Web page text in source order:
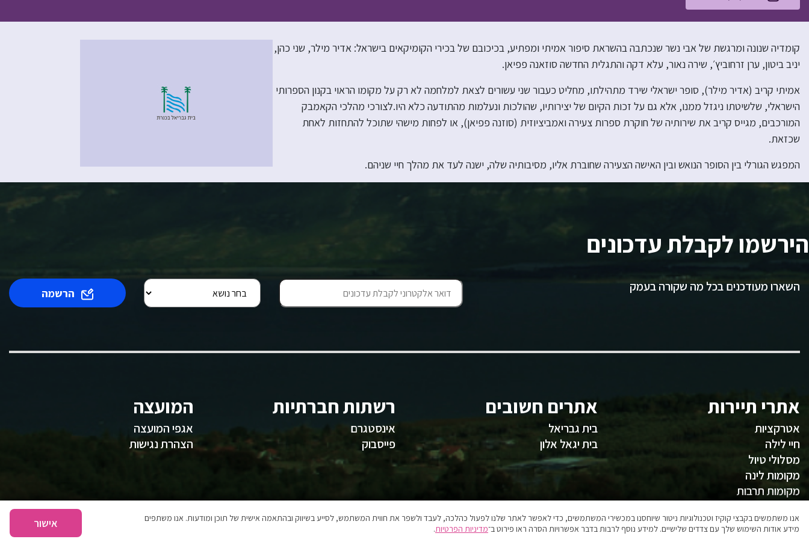
קומדיה שנונה ומרגשת של אבי נשר שנכתבה בהשראת סיפור אמיתי ומפתיע, בכיכובם של בכירי הקומיקאים בישראל: אדיר מילר, שני כהן,
יניב ביטון, ערן זרחוביץ׳, שירה נאור, עלא דקה והתגלית החדשה סוזאנה פפיאן.
אמיתי קריב (אדיר מילר), סופר ישראלי שירד מתהילתו, מחליט כעבור שני עשורים לצאת למלחמה לא רק על מקומו הראוי בקנון הספרותי
הישראלי, שלשיטתו ניגזל ממנו, אלא גם על זכות הקיום של יצירותיו, שהולכות ונעלמות מהתודעה כלא היו.לצורכי מהלכי הקאמבק
המורכבים, מגייס קריב את שירותיה של חוקרת ספרות צעירה ואמביציוזית (סוזנה פפיאן), או לפחות מישהי שתוכל להתחזות לאחת
שכזאת.
המפגש הגורלי בין הסופר הנואש ובין האישה הצעירה שחוברת אליו, מסיבותיה שלה, ישנה לעד את מהלך חיי שניהם.
הירשמו לקבלת עדכונים
השארו מעודכנים בכל מה שקורה בעמק הרשמה
אתרי תיירות
אטרקציות
חיי לילה
מסלולי טיול
מקומות לינה
מקומות תרבות
אתרים חשובים
בית גבריאל
בית יגאל אלון
רשתות חברתיות
אינסטגרם
פייסבוק
המועצה
אגפי המועצה
הצהרת נגישות
אנו משתמשים בקבצי קוקיז וטכנולוגיות ניטור שיוחסנו במכשירי המשתמשים, כדי לאפשר לאתר שלנו לפעול כהלכה, לעבד ולשפר את חווית המשתמש, לסייע בשיווק ובהתאמה אישית של תוכן ומודעות. אנו משתפים
מידע אודות השימוש שלך עם צדדים שלישיים. למידע נוסף לרבות בדבר אפשרויות הסרה ראו פירוט ב־מדיניות הפרטיות. אישור